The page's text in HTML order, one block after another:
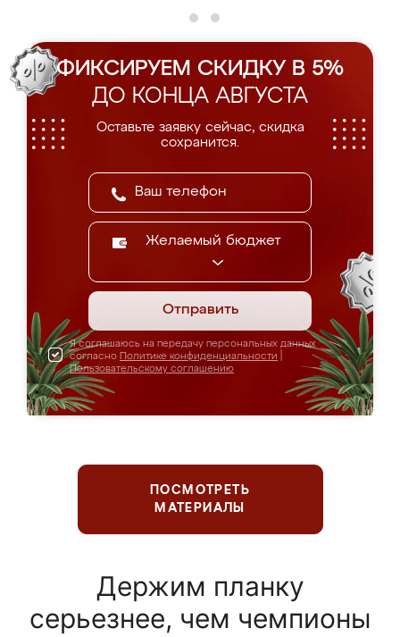
ФИКСИРУЕМ СКИДКУ В 5%
ДО КОНЦА АВГУСТА
Оставьте заявку сейчас, скидка
сохранится.
Желаемый бюджет
Отправить
Я соглашаюсь на передачу персональных данных
согласно Политике конфиденциальности
Пользовательскому соглашению
ПОСМОТРЕТЬ
МАТЕРИАЛЫ
Держим планку
серьезнее, чем чемпионы